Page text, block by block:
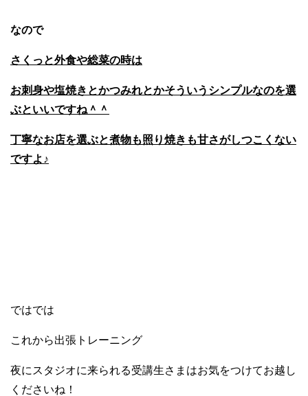
なので
さくっと外食や総菜の時は
お刺身や塩焼きとかつみれとかそういうシンプルなのを選
ぶといいですね＾＾
丁寧なお店を選ぶと煮物も照り焼きも甘さがしつこくない
ですよ♪
ではでは
これから出張トレーニング
夜にスタジオに来られる受講生さまはお気をつけてお越し
くださいね！